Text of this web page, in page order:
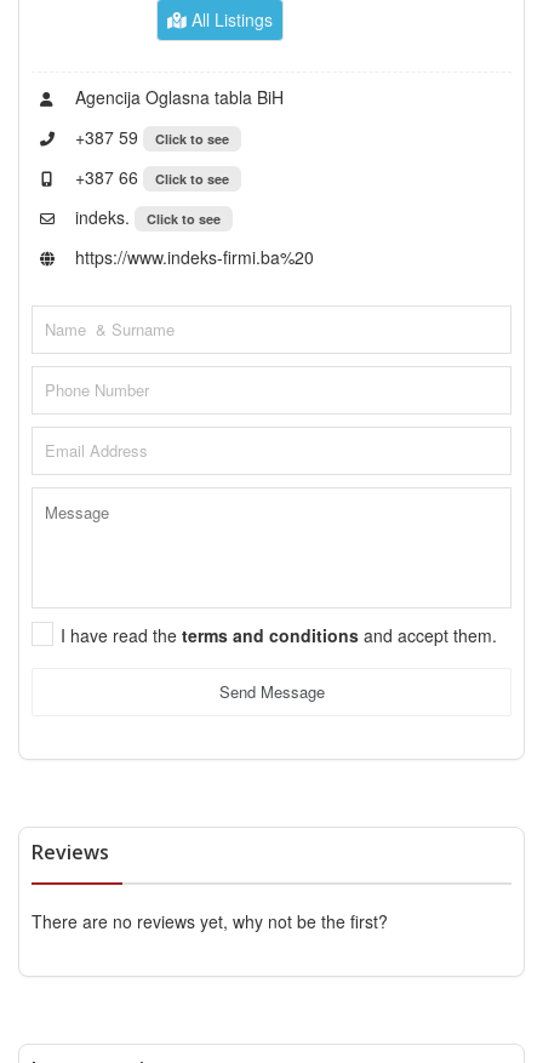
All Listings
Agencija Oglasna tabla BiH
+387 59
Click to see
+387 66 Click to see
indeks. Click to see
https://www.indeks-firmi.ba%20
I have read the terms and conditions and accept them.
Send Message
Reviews
There are no reviews yet, why not be the first?